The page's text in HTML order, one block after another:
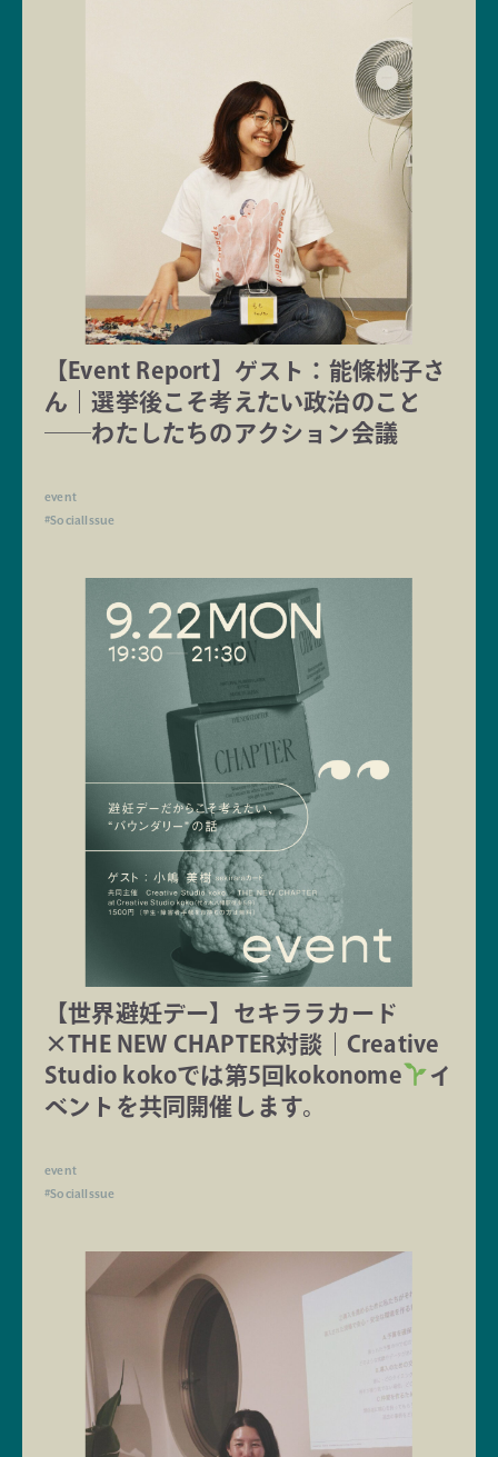
【Event Report】ゲスト：能條桃子さ
ん｜選挙後こそ考えたい政治のこと
──わたしたちのアクション会議
event
#SocialIssue
【世界避妊デー】セキララカード
×THE NEW CHAPTER対談｜Creative
Studio kokoでは第5回kokonome
イ
ベントを共同開催します。
event
#SocialIssue